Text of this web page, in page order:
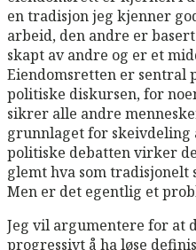
en tradisjon jeg kjenner
arbeid, den andre er
skapt av andre og er et
Eiendomsretten er sentral
politiske diskursen, for
sikrer alle andre
grunnlaget for skeivdeling
politiske debatten virker
glemt hva som tradisjonelt
Men er det egentlig et
Jeg vil argumentere for at
progressivt å ha løse